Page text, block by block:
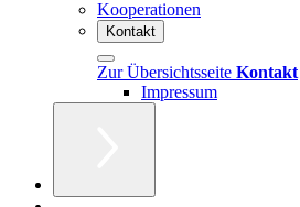
Kooperationen
Kontakt
Zur Übersichtsseite Kontakt
Impressum